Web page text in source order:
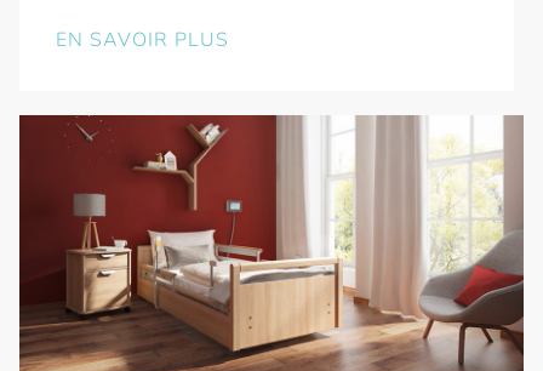
EN SAVOIR PLUS